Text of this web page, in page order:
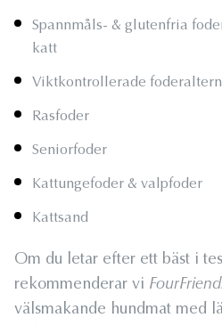
Spannmåls- & glutenfria
katt
Viktkontrollerade
Rasfoder
Seniorfoder
Kattungefoder & valpfoder
Kattsand
Om du letar efter ett bäst i
rekommenderar vi
välsmakande hundmat med